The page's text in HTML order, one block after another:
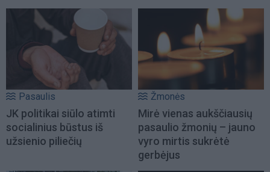
Pasaulis
JK politikai siūlo atimti
socialinius būstus iš
užsienio piliečių
Žmonės
Mirė vienas aukščiausių
pasaulio žmonių – jauno
vyro mirtis sukrėtė
gerbėjus